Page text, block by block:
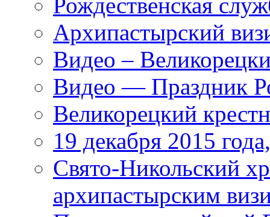
Архипастырский
Видео –
Видео — Праздник
Великорецкий
19 декабря 2015
Cвято-Никольский
архипастырским